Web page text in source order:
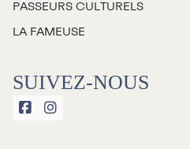
PASSEURS CULTURELS
LA FAMEUSE
SUIVEZ-NOUS
 